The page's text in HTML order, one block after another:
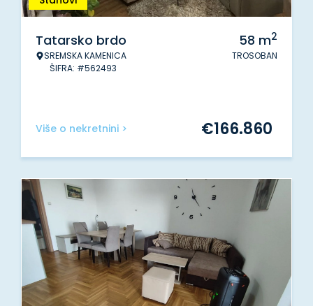
Tatarsko brdo
SREMSKA KAMENICA
ŠIFRA: #562493
58 m2
TROSOBAN
Više o nekretnini > €166.860